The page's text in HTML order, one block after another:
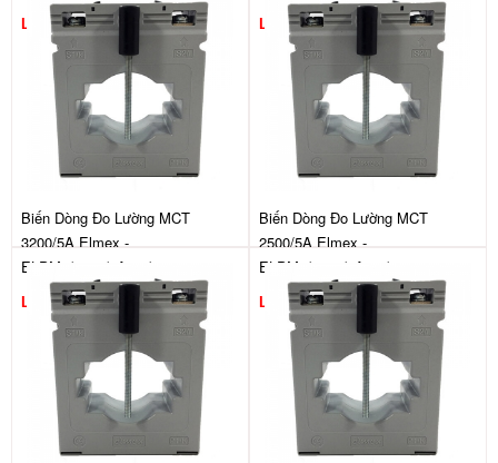
Liên hệ Liên hệ
Biến Dòng Đo Lường MCT
3200/5A Elmex -
ELPM2/3200/5A-15/1
Liên hệ
Biến Dòng Đo Lường MCT
2500/5A Elmex -
ELPM2/2500/5A-15/1
Liên hệ